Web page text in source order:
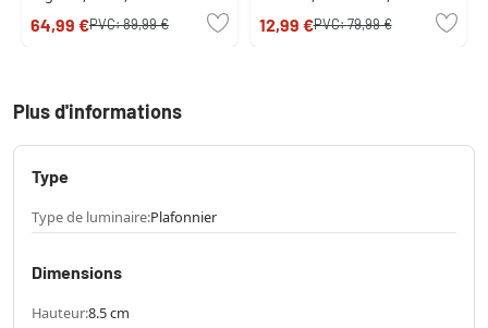
64,99 €PVC:89,99 €
Changeur de couleurs
12,99 €PVC:79,99 €
Plus d'informations
Type
Type de luminaire:Plafonnier
Dimensions
Hauteur:8.5 cm